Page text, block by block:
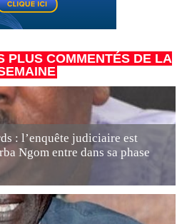
PLUS COMMENTÉS DE LA
: l’enquête judiciaire est
Ngom entre dans sa phase